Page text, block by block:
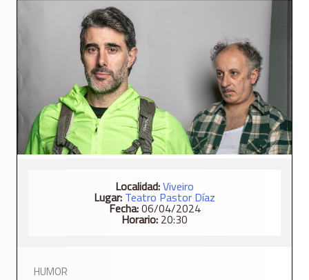
Localidad:Viveiro
Lugar: Teatro Pastor Díaz
Fecha:06/04/2024
Horario: 20:30
HUMOR